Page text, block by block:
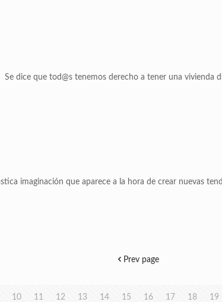
dice que tod@s tenemos derecho a tener una vivienda
imaginación que aparece a la hora de crear nuevas
Prev page
10 11 12 13 14 15 16 17 18 19